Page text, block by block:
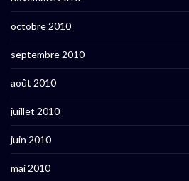
octobre 2010
septembre 2010
août 2010
juillet 2010
juin 2010
mai 2010